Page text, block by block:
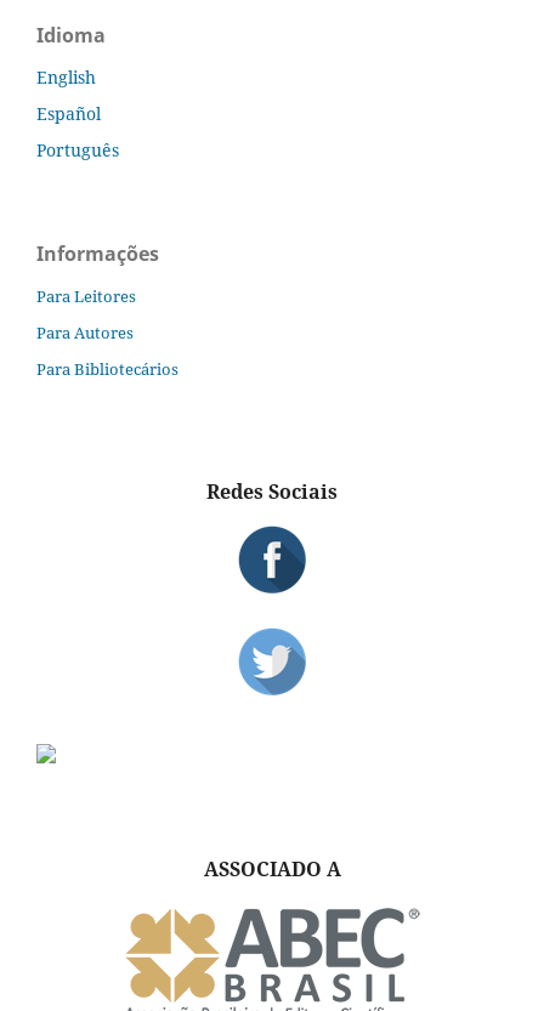
Idioma
English
Español
Português
Informações
Para Leitores
Para Autores
Para Bibliotecários
Redes Sociais
ASSOCIADO A